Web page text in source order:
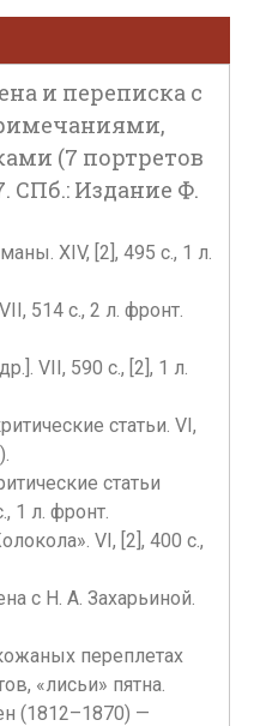
и переписка с
(7 портретов
СПб.: Издание Ф.
XIV, [2], 495 с., 1 л.
514 с., 2 л. фронт.
VII, 590 с., [2], 1 л.
статьи. VI,
статьи
1 л. фронт.
VI, [2], 400 с.,
с Н. А. Захарьиной.
переплетах
«лисьи» пятна.
(1812–1870) —